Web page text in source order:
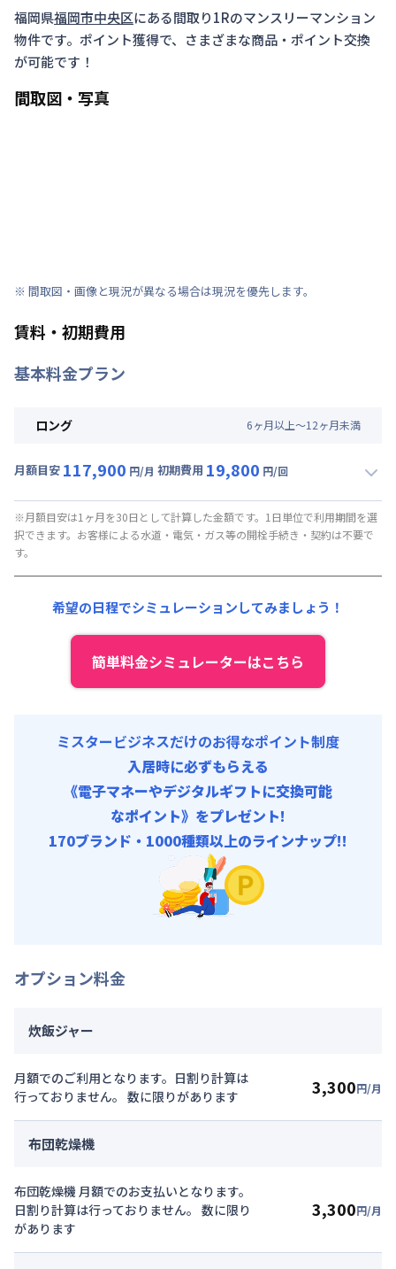
福岡県福岡市中央区にある間取り1Rのマンスリーマンション
物件です。ポイント獲得で、さまざまな商品・ポイント交換
が可能です！
間取図・写真
※ 間取図・画像と現況が異なる場合は現況を優先します。
賃料・初期費用
基本料金プラン
ロング 6ヶ月以上～12ヶ月未満
月額目安 117,900 円/月 初期費用 19,800 円/回
月額賃料目安(30日利用)
賃料 : 90,000円/月 (3,000円/日)
光熱費他 :
その他費用 :
火災保険料: 1,500円/月
事務手数料 : 10,000円/回 (税抜)
※月額目安は1ヶ月を30日として計算した金額です。1日単位で利用期間を選
択できます。お客様による水道・電気・ガス等の開栓手続き・契約は不要で
す。
希望の日程でシミュレーションしてみましょう！
簡単料金シミュレーターはこちら
ミスタービジネスだけのお得なポイント制度
入居時に必ずもらえる
《電子マネーやデジタルギフトに交換可能
なポイント》をプレゼント!
170ブランド・1000種類以上のラインナップ!!
オプション料金
炊飯ジャー
月額でのご利用となります。日割り計算は
行っておりません。 数に限りがあります
3,300円/月
布団乾燥機
布団乾燥機 月額でのお支払いとなります。
日割り計算は行っておりません。 数に限り
があります
3,300円/月